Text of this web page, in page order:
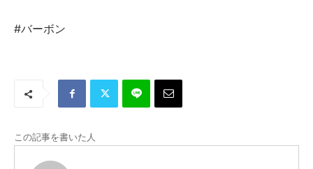
#バーボン
この記事を書いた人